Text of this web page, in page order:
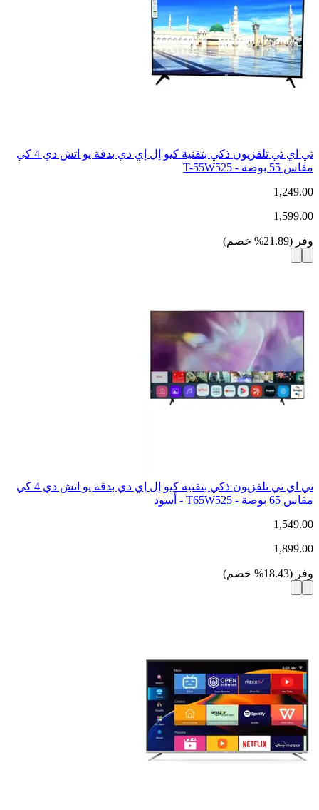
تي اي تي تلفزيون ذكي بتقنية كيو إل إي دي بدقة يو اتش دي 4 كي
مقاس 55 بوصة - T-55W525
1,249.00
1,599.00
وفر (
21.89
% خصم)
تي اي تي تلفزيون ذكي بتقنية كيو إل إي دي بدقة يو اتش دي 4 كي
مقاس 65 بوصة - T65W525 - أسود
1,549.00
1,899.00
وفر (
18.43
% خصم)